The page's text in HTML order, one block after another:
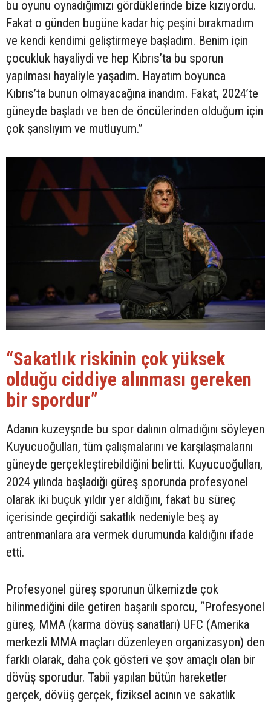
bu oyunu oynadığımızı gördüklerinde bize kızıyordu.
Fakat o günden bugüne kadar hiç peşini bırakmadım
ve kendi kendimi geliştirmeye başladım. Benim için
çocukluk hayaliydi ve hep Kıbrıs’ta bu sporun
yapılması hayaliyle yaşadım. Hayatım boyunca
Kıbrıs’ta bunun olmayacağına inandım. Fakat, 2024’te
güneyde başladı ve ben de öncülerinden olduğum için
çok şanslıyım ve mutluyum.”
“Sakatlık riskinin çok yüksek
olduğu ciddiye alınması gereken
bir spordur”
Adanın kuzeyşnde bu spor dalının olmadığını söyleyen
Kuyucuoğulları, tüm çalışmalarını ve karşılaşmalarını
güneyde gerçekleştirebildiğini belirtti. Kuyucuoğulları,
2024 yılında başladığı güreş sporunda profesyonel
olarak iki buçuk yıldır yer aldığını, fakat bu süreç
içerisinde geçirdiği sakatlık nedeniyle beş ay
antrenmanlara ara vermek durumunda kaldığını ifade
etti.
Profesyonel güreş sporunun ülkemizde çok
bilinmediğini dile getiren başarılı sporcu, “Profesyonel
güreş, MMA (karma dövüş sanatları) UFC (Amerika
merkezli MMA maçları düzenleyen organizasyon) den
farklı olarak, daha çok gösteri ve şov amaçlı olan bir
dövüş sporudur. Tabii yapılan bütün hareketler
gerçek, dövüş gerçek, fiziksel acının ve sakatlık